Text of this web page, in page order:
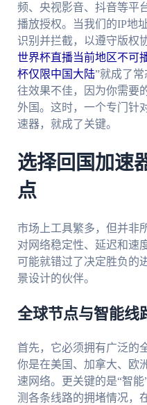
频、央视影音、抖音等平
播放授权。当我们的IP地
识别并拦截，以遵守版权
世界杯直播当前地区不可
杯仅限中国大陆”就成了
往效果不佳，因为你需要
外国。这时，一个专门针
速器，就成了关键。
选择回国加速
点
市场上工具繁多，但并非
对网络稳定性、延迟和速
可能就错过了决定胜负的
景设计的伙伴。
全球节点与智能线
首先，它必须拥有广泛的
你是在美国、加拿大、欧
速网络。更关键的是“智
测各条线路的拥堵情况，